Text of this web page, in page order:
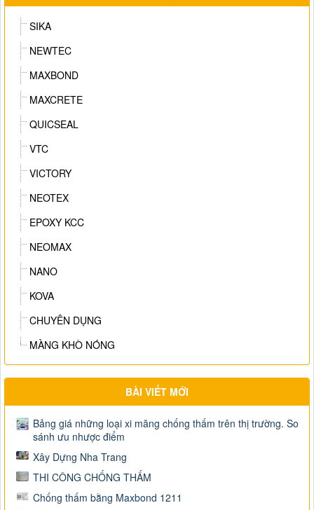
SIKA
NEWTEC
MAXBOND
MAXCRETE
QUICSEAL
VTC
VICTORY
NEOTEX
EPOXY KCC
NEOMAX
NANO
KOVA
CHUYÊN DỤNG
MÀNG KHÒ NÓNG
BÀI VIẾT MỚI
Bảng giá những loại xi măng chống thấm trên thị trường. So
sánh ưu nhược điểm
Xây Dựng Nha Trang
THI CÔNG CHỐNG THẤM
Chống thấm bằng Maxbond 1211